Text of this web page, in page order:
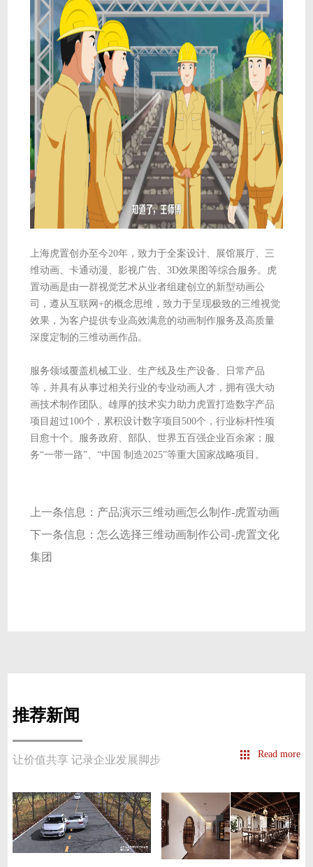
上海虎置创办至今20年，致力于全案设计、展馆展厅、三
维动画、卡通动漫、影视广告、3D效果图等综合服务。虎
置动画是由一群视觉艺术从业者组建创立的新型动画公
司，遵从互联网+的概念思维，致力于呈现极致的三维视觉
效果，为客户提供专业高效满意的动画制作服务及高质量
深度定制的三维动画作品。
服务领域覆盖机械工业、生产线及生产设备、日常产品
等，并具有从事过相关行业的专业动画人才，拥有强大动
画技术制作团队。雄厚的技术实力助力虎置打造数字产品
项目超过100个，累积设计数字项目500个，行业标杆性项
目愈十个。服务政府、部队、世界五百强企业百余家；服
务“一带一路”、“中国 制造2025”等重大国家战略项目。
上一条信息： 产品演示三维动画怎么制作-虎置动画
下一条信息：怎么选择三维动画制作公司-虎置文化
集团
推荐新闻
让价值共享 记录企业发展脚步 Read more